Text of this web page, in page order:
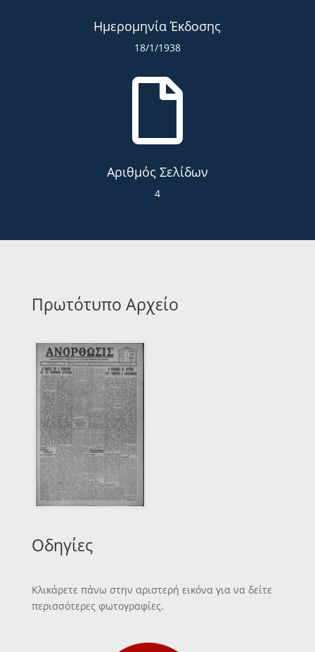
Ημερομηνία Έκδοσης
18/1/1938

Αριθμός Σελίδων
4
Πρωτότυπο Αρχείο
Οδηγίες
Κλικάρετε πάνω στην αριστερή εικόνα για να δείτε
περισσότερες φωτογραφίες.